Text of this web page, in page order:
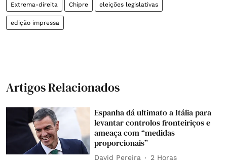
Extrema-direita Chipre eleições legislativas
edição impressa
Artigos Relacionados
Espanha dá ultimato a Itália para
levantar controlos fronteiriços e
ameaça com “medidas
proporcionais”
David Pereira 2 Horas